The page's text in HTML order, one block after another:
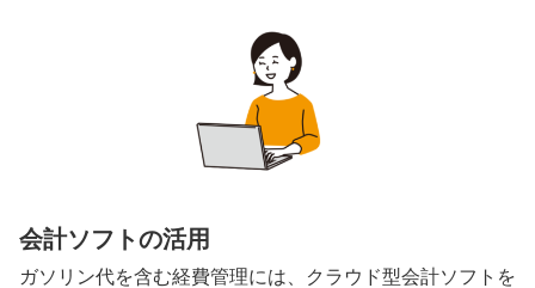
会計ソフトの活用
ガソリン代を含む経費管理には、クラウド型会計ソフトを